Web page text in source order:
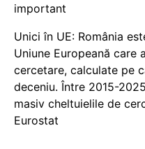
important
Unici în UE: România
Uniune Europeană care
cercetare, calculate pe
deceniu. Între 2015-
masiv cheltuielile de
Eurostat